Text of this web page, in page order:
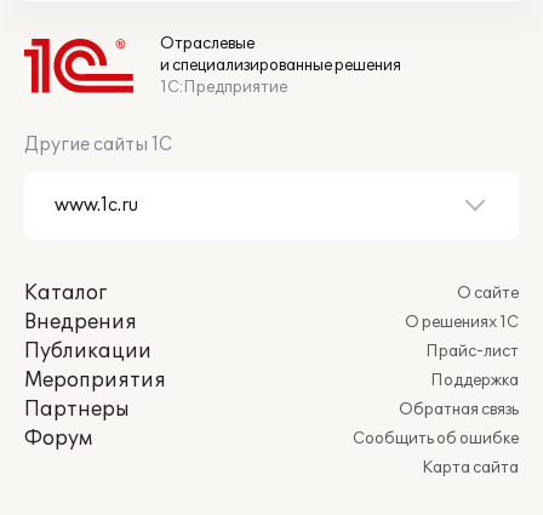
Отраслевые
и специализированные решения
1С:Предприятие
Другие сайты 1С
Каталог
Внедрения
Публикации
Мероприятия
Партнеры
Форум
О сайте
О решениях 1С
Прайс-лист
Поддержка
Обратная связь
Сообщить об ошибке
Карта сайта